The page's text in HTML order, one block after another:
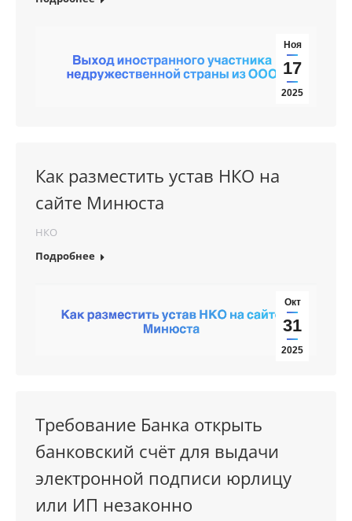
Ноя
17
2025
Как разместить устав НКО на
сайте Минюста
НКО
Подробнее
Окт
31
2025
Требование Банка открыть
банковский счёт для выдачи
электронной подписи юрлицу
или ИП незаконно